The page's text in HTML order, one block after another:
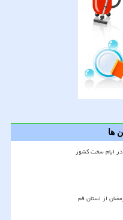
ها
در ایام سخت کشور
از استان قم